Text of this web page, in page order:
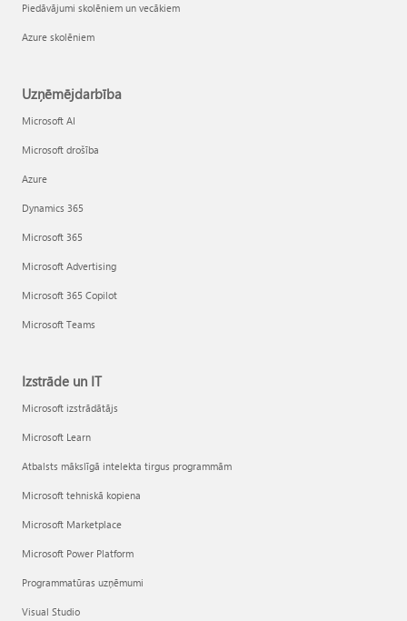
Piedāvājumi skolēniem un vecākiem
Azure skolēniem
Uzņēmējdarbība
Microsoft AI
Microsoft drošība
Azure
Dynamics 365
Microsoft 365
Microsoft Advertising
Microsoft 365 Copilot
Microsoft Teams
Izstrāde un IT
Microsoft izstrādātājs
Microsoft Learn
Atbalsts mākslīgā intelekta tirgus programmām
Microsoft tehniskā kopiena
Microsoft Marketplace
Microsoft Power Platform
Programmatūras uzņēmumi
Visual Studio